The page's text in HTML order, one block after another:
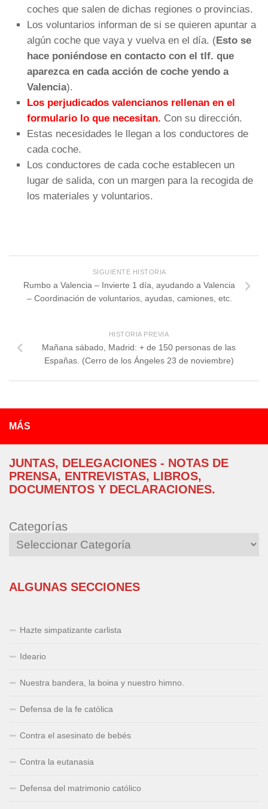
coches que salen de dichas regiones o provincias.
Los voluntarios informan de si se quieren apuntar a
algún coche que vaya y vuelva en el día. (Esto se
hace poniéndose en contacto con el tlf. que
aparezca en cada acción de coche yendo a
Valencia).
Los perjudicados valencianos rellenan en el
formulario lo que necesitan. Con su dirección.
Estas necesidades le llegan a los conductores de
cada coche.
Los conductores de cada coche establecen un
lugar de salida, con un margen para la recogida de
los materiales y voluntarios.
SIGUIENTE HISTORIA
Rumbo a Valencia – Invierte 1 día, ayudando a Valencia
– Coordinación de voluntarios, ayudas, camiones, etc.
HISTORIA PREVIA
Mañana sábado, Madrid: + de 150 personas de las
Españas. (Cerro de los Ángeles 23 de noviembre)
MÁS
JUNTAS, DELEGACIONES - NOTAS DE
PRENSA, ENTREVISTAS, LIBROS,
DOCUMENTOS Y DECLARACIONES.
Categorías
ALGUNAS SECCIONES
Hazte simpatizante carlista
Ideario
Nuestra bandera, la boina y nuestro himno.
Defensa de la fe católica
Contra el asesinato de bebés
Contra la eutanasia
Defensa del matrimonio católico